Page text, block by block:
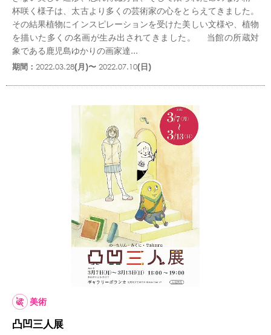
杯咲く様子は、太古より多くの芸術家の心をとらえてきました。
その結果植物にインスピレーションを受けた美しい文様や、植物
を描いた多くの名画が生み出されてきました。 当館の所蔵対
象である鹿児島ゆかりの画家達...
期間： 2022.03.28(月)〜 2022.07.10(日)
美術
凸凹三人展